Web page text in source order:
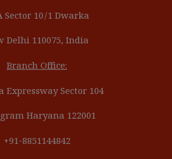
Sector 10/1 Dwarka
Delhi 110075, India
Branch Office:
Expressway Sector 104
Haryana 122001
+91-8851144842